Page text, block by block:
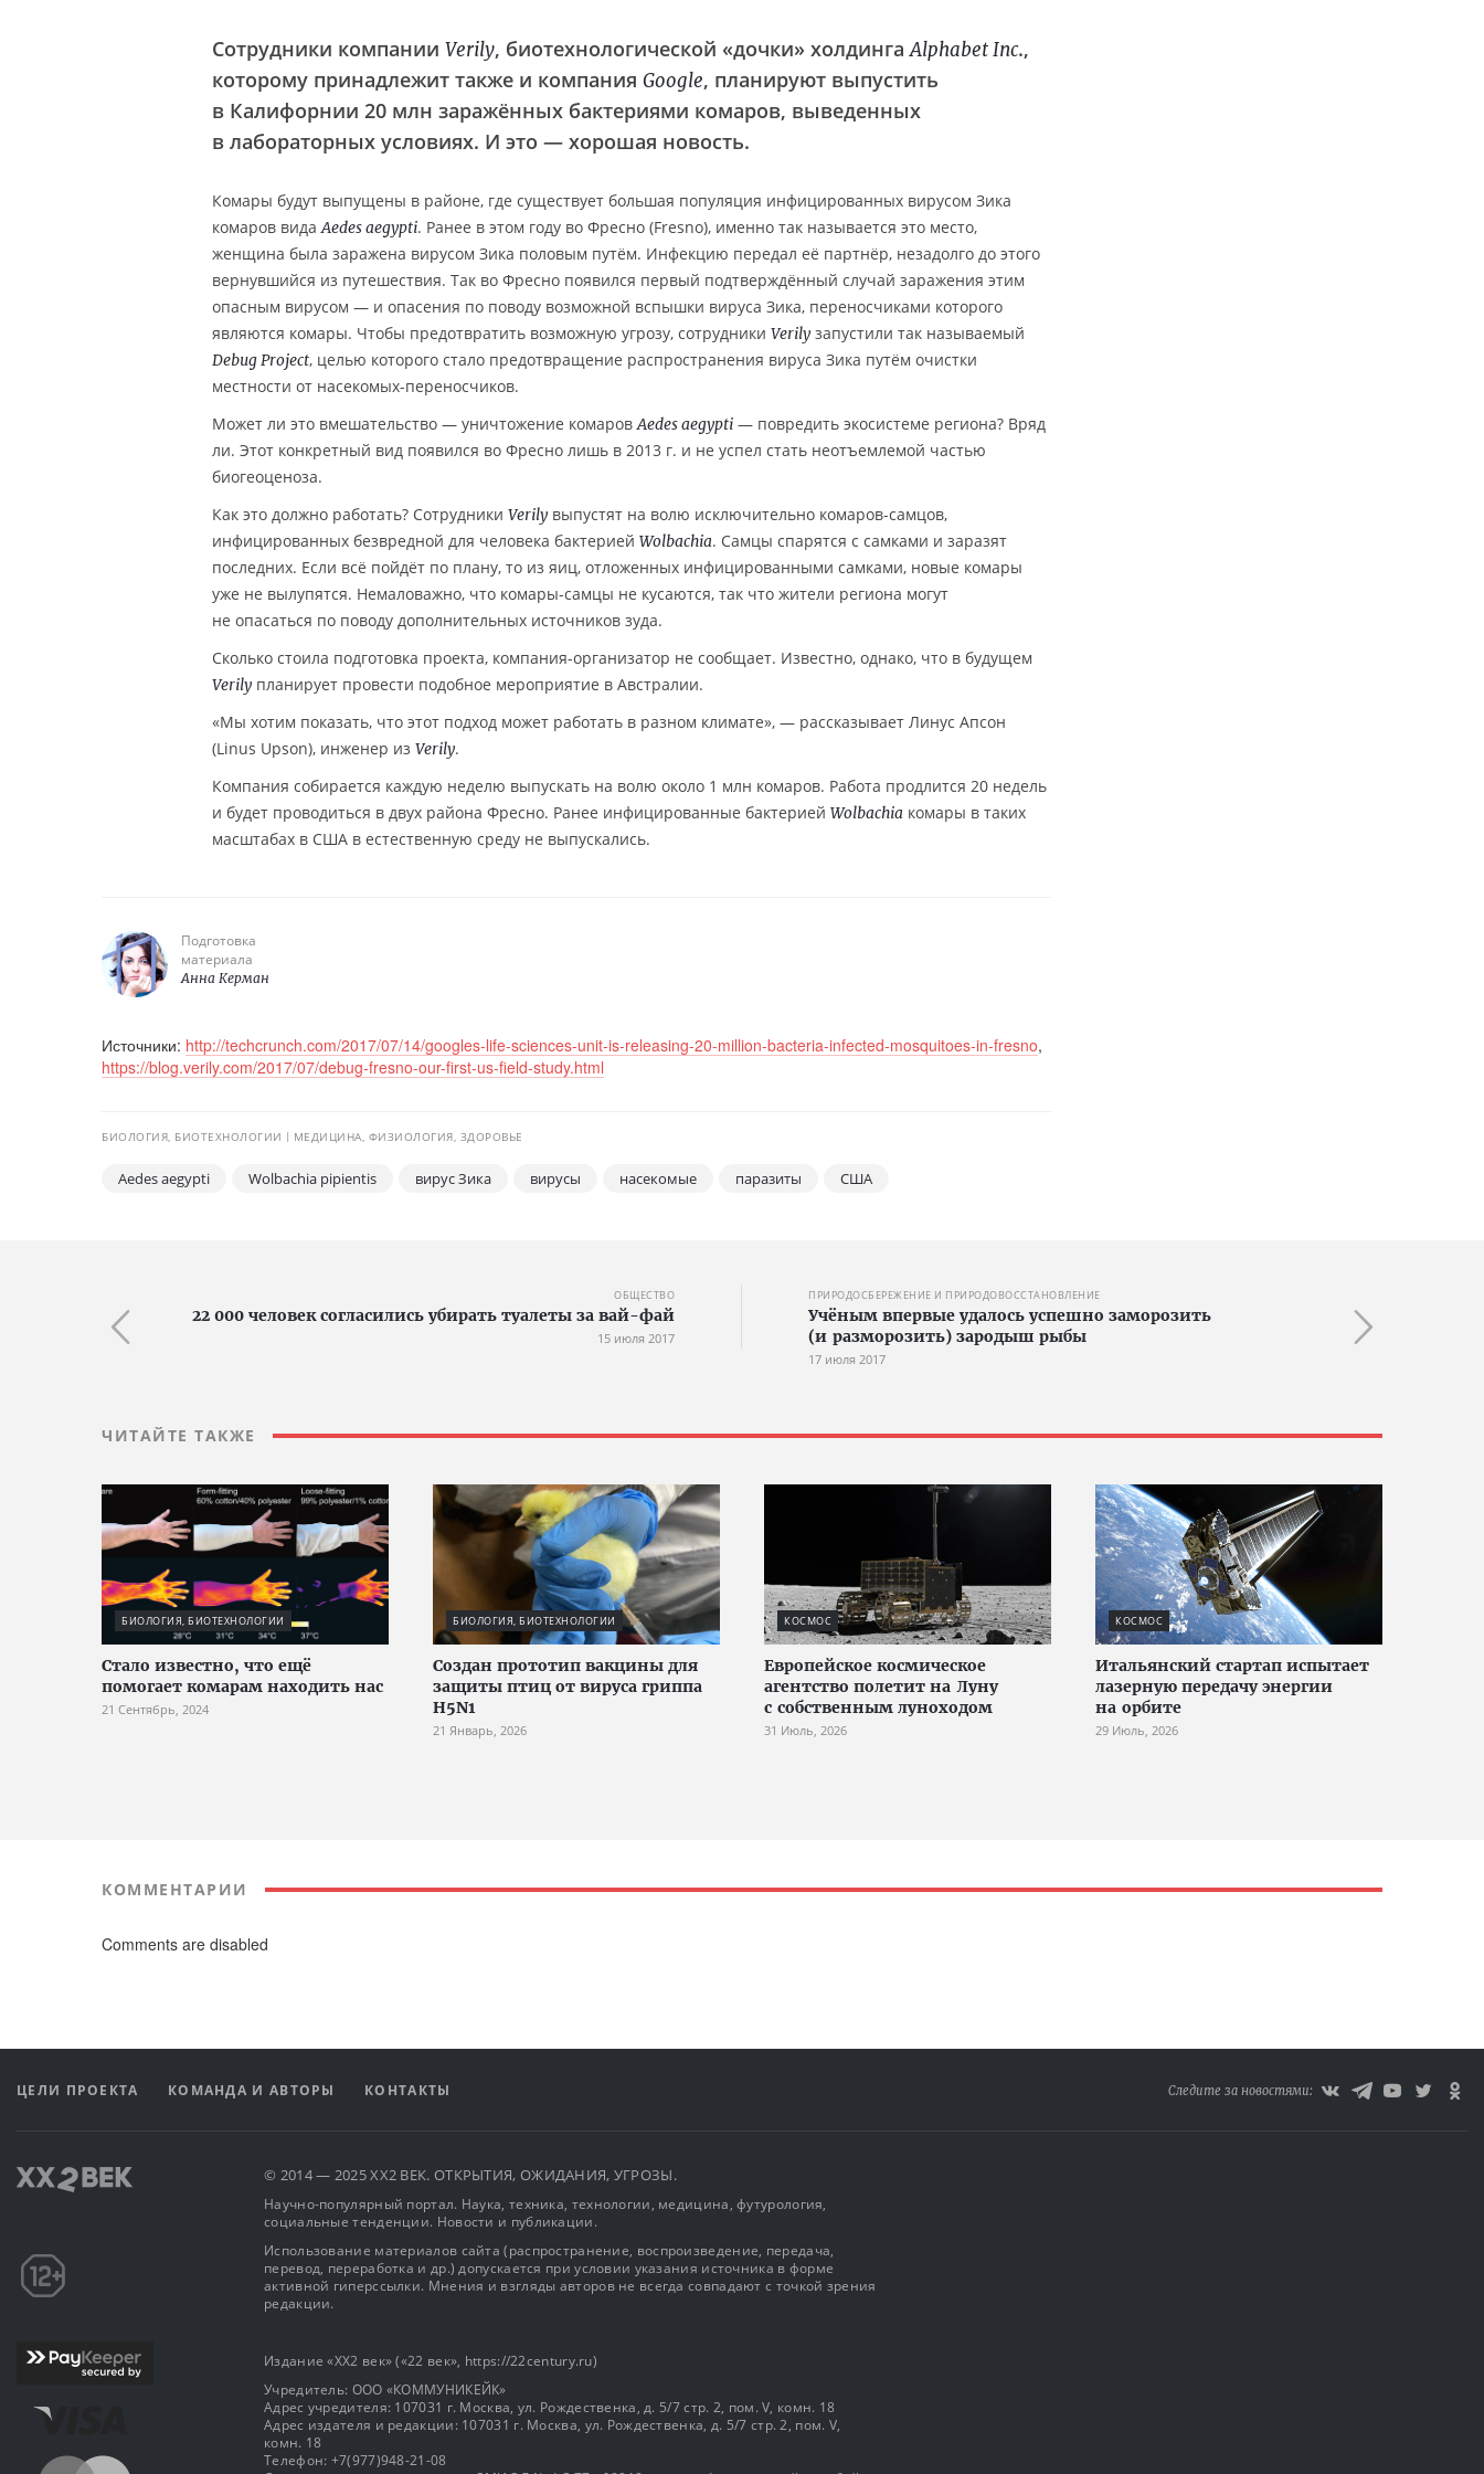
Сотрудники компании Verily, биотехнологической «дочки» холдингаAlphabet Inc.,
которому принадлежит также и компания Google, планируют выпустить
в Калифорнии 20 млн заражённых бактериями комаров, выведенных
в лабораторных условиях. И это — хорошая новость.
Комары будут выпущены в районе, где существует большая популяция инфицированных вирусом Зика
комаров видаAedes aegypti. Ранее в этом году во Фресно (Fresno), именно так называется это место,
женщина была заражена вирусом Зика половым путём. Инфекцию передал её партнёр, незадолго до этого
вернувшийся из путешествия. Так во Фресно появился первый подтверждённый случай заражения этим
опасным вирусом — и опасения по поводу возможной вспышки вируса Зика, переносчиками которого
являются комары. Чтобы предотвратить возможную угрозу, сотрудники Verily запустили так называемый
Debug Project, целью которого стало предотвращение распространения вируса Зика путём очистки
местности от насекомых-переносчиков.
Может ли это вмешательство — уничтожение комаровAedes aegypti — повредить экосистеме региона? Вряд
ли. Этот конкретный вид появился во Фресно лишь в 2013 г. и не успел стать неотъемлемой частью
биогеоценоза.
Как это должно работать? Сотрудники Verily выпустят на волю исключительно комаров-самцов,
инфицированных безвредной для человека бактерией Wolbachia. Самцы спарятся с самками и заразят
последних. Если всё пойдёт по плану, то из яиц, отложенных инфицированными самками, новые комары
уже не вылупятся. Немаловажно, что комары-самцы не кусаются, так что жители региона могут
не опасаться по поводу дополнительных источников зуда.
Сколько стоила подготовка проекта, компания-организатор не сообщает. Известно, однако, что в будущем
Verily планирует провести подобное мероприятие в Австралии.
«Мы хотим показать, что этот подход может работать в разном климате», — рассказывает Линус Апсон
(Linus Upson), инженер из Verily.
Компания собирается каждую неделю выпускать на волю около 1 млн комаров. Работа продлится 20 недель
и будет проводиться в двух района Фресно. Ранее инфицированные бактерией Wolbachia комары в таких
масштабах в США в естественную среду не выпускались.
Подготовка
материала
Анна Керман
Источники: http://techcrunch.com/2017/07/14/googles-life-sciences-unit-is-releasing-20-million-bacteria-infected-mosquitoes-in-fresno,
https://blog.verily.com/2017/07/debug-fresno-our-first-us-field-study.html
БИОЛОГИЯ, БИОТЕХНОЛОГИИ МЕДИЦИНА, ФИЗИОЛОГИЯ, ЗДОРОВЬЕ
Aedes aegypti Wolbachia pipientis вирус Зика вирусы насекомые паразиты США
ОБЩЕСТВО
22 000 человек согласились убирать туалеты за вай-фай
15 июля 2017
ПРИРОДОСБЕРЕЖЕНИЕ И ПРИРОДОВОССТАНОВЛЕНИЕ
Учёным впервые удалось успешно заморозить
(и разморозить) зародыш рыбы
17 июля 2017
ЧИТАЙТЕ ТАКЖЕ
БИОЛОГИЯ, БИОТЕХНОЛОГИИ
Стало известно, что ещё
помогает комарам находить нас
21 Сентябрь, 2024
БИОЛОГИЯ, БИОТЕХНОЛОГИИ
Создан прототип вакцины для
защиты птиц от вируса гриппа
H5N1
21 Январь, 2026
КОСМОС
Европейское космическое
агентство полетит на Луну
с собственным луноходом
31 Июль, 2026
КОСМОС
Итальянский стартап испытает
лазерную передачу энергии
на орбите
29 Июль, 2026
КОММЕНТАРИИ
Comments are disabled
ЦЕЛИ ПРОЕКТА КОМАНДА И АВТОРЫ КОНТАКТЫ Следите за новостями:
© 2014 — 2025 XX2 ВЕК. ОТКРЫТИЯ, ОЖИДАНИЯ, УГРОЗЫ.
Научно-популярный портал. Наука, техника, технологии, медицина, футурология,
социальные тенденции. Новости и публикации.
Использование материалов сайта (распространение, воспроизведение, передача,
перевод, переработка и др.) допускается при условии указания источника в форме
активной гиперссылки. Мнения и взгляды авторов не всегда совпадают с точкой зрения
редакции.
Издание «XX2 век» («22 век», https://22century.ru)
Учредитель: OOO «КОММУНИКЕЙК»
Адрес учредителя: 107031 г. Москва, ул. Рождественка, д. 5/7 стр. 2, пом. V, комн. 18
Адрес издателя и редакции: 107031 г. Москва, ул. Рождественка, д. 5/7 стр. 2, пом. V,
комн. 18
Телефон: +7(977)948-21-08